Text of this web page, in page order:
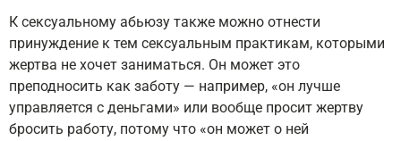
К сексуальному абьюзу также можно отнести
принуждение к тем сексуальным практикам, которыми
жертва не хочет заниматься. Он может это
преподносить как заботу — например, «он лучше
управляется с деньгами» или вообще просит жертву
бросить работу, потому что «он может о ней